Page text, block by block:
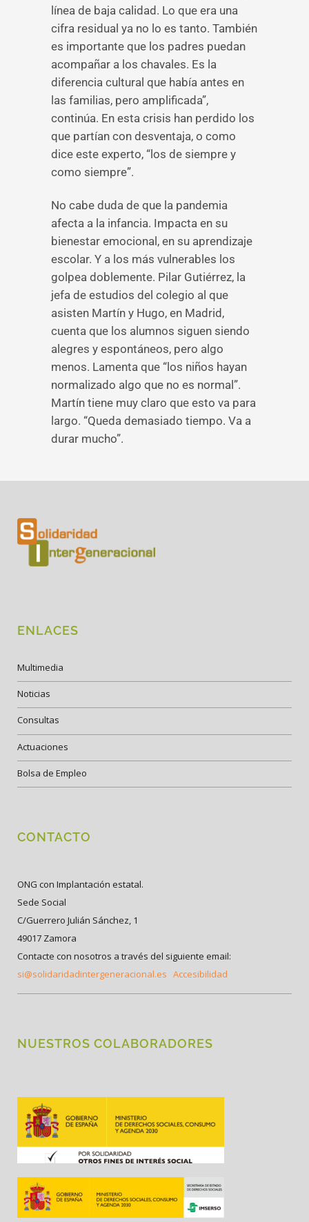
línea de baja calidad. Lo que era una
cifra residual ya no lo es tanto. También
es importante que los padres puedan
acompañar a los chavales. Es la
diferencia cultural que había antes en
las familias, pero amplificada”,
continúa. En esta crisis han perdido los
que partían con desventaja, o como
dice este experto, “los de siempre y
como siempre”.
No cabe duda de que la pandemia
afecta a la infancia. Impacta en su
bienestar emocional, en su aprendizaje
escolar. Y a los más vulnerables los
golpea doblemente. Pilar Gutiérrez, la
jefa de estudios del colegio al que
asisten Martín y Hugo, en Madrid,
cuenta que los alumnos siguen siendo
alegres y espontáneos, pero algo
menos. Lamenta que “los niños hayan
normalizado algo que no es normal”.
Martín tiene muy claro que esto va para
largo. “Queda demasiado tiempo. Va a
durar mucho”.
ENLACES
Multimedia
Noticias
Consultas
Actuaciones
Bolsa de Empleo
CONTACTO
ONG con Implantación estatal.
Sede Social
C/Guerrero Julián Sánchez, 1
49017 Zamora
Contacte con nosotros a través del siguiente email:
si@solidaridadintergeneracional.es Accesibilidad
NUESTROS COLABORADORES